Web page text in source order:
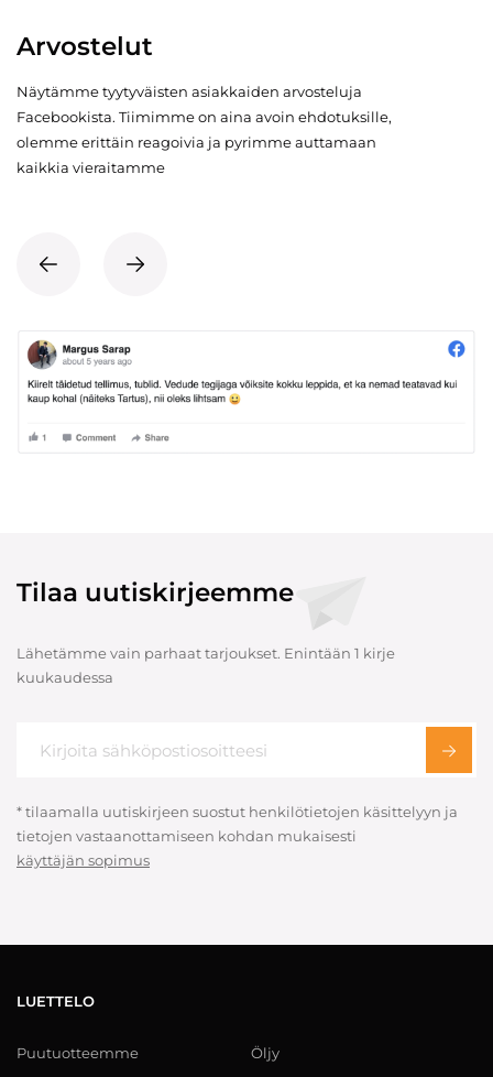
Arvostelut
Näytämme tyytyväisten asiakkaiden arvosteluja
Facebookista. Tiimimme on aina avoin ehdotuksille,
olemme erittäin reagoivia ja pyrimme auttamaan
kaikkia vieraitamme
Tilaa uutiskirjeemme
Lähetämme vain parhaat tarjoukset. Enintään 1 kirje
kuukaudessa
* tilaamalla uutiskirjeen suostut henkilötietojen käsittelyyn ja
tietojen vastaanottamiseen kohdan mukaisesti
käyttäjän sopimus
LUETTELO
Puutuotteemme Öljy